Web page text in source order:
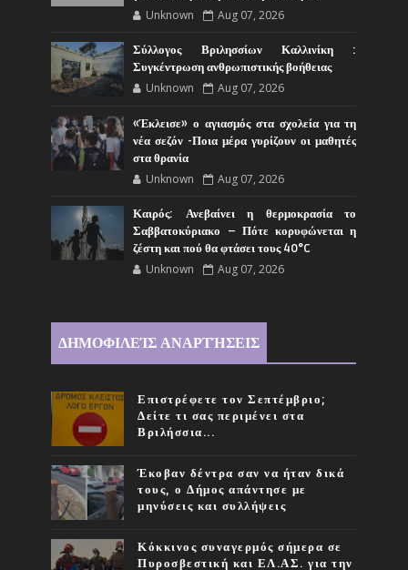
Unknown Aug 07, 2026
Σύλλογος Βριλησσίων Καλλινίκη :
Συγκέντρωση ανθρωπιστικής βοήθειας
Unknown Aug 07, 2026
«Έκλεισε» ο αγιασμός στα σχολεία για τη
νέα σεζόν -Ποια μέρα γυρίζουν οι μαθητές
στα θρανία
Unknown Aug 07, 2026
Καιρός: Ανεβαίνει η θερμοκρασία το
Σαββατοκύριακο – Πότε κορυφώνεται η
ζέστη και πού θα φτάσει τους 40°C
Unknown Aug 07, 2026
ΔΗΜΟΦΙΛΕΊΣ ΑΝΑΡΤΉΣΕΙΣ
Επιστρέφετε τον Σεπτέμβριο;
Δείτε τι σας περιμένει στα
Βριλήσσια...
Έκοβαν δέντρα σαν να ήταν δικά
τους, ο Δήμος απάντησε με
μηνύσεις και συλλήψεις
Κόκκινος συναγερμός σήμερα σε
Πυροσβεστική και ΕΛ.ΑΣ. για την